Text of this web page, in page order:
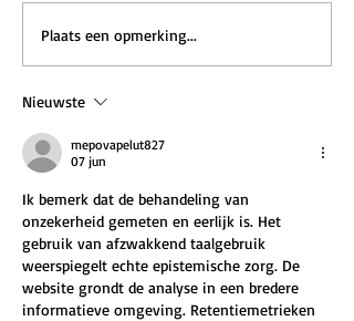
Plaats een opmerking...
Nieuwste
mepovapelut827
07 jun
Ik bemerk dat de behandeling van
onzekerheid gemeten en eerlijk is. Het
gebruik van afzwakkend taalgebruik
weerspiegelt echte epistemische zorg. De
website grondt de analyse in een bredere
informatieve omgeving. Retentiemetrieken